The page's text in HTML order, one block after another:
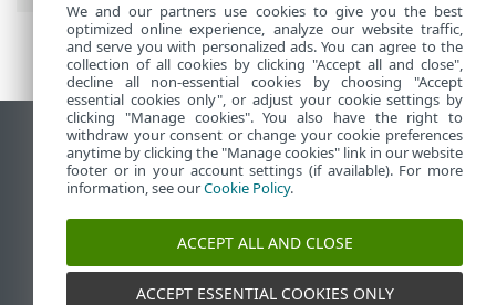
Bureaubladwebsite weergeven
End of Life
ESET Kennisbank
ESET-forum
ESET Status Portal
Regionale ondersteuning
We and our partners use cookies to give you the best
optimized online experience, analyze our website traffic,
and serve you with personalized ads. You can agree to the
collection of all cookies by clicking "Accept all and close",
decline all non-essential cookies by choosing "Accept
essential cookies only", or adjust your cookie settings by
clicking "Manage cookies". You also have the right to
withdraw your consent or change your cookie preferences
anytime by clicking the "Manage cookies" link in our website
footer or in your account settings (if available). For more
information, see ourCookie Policy.
ACCEPT ALL AND CLOSE
ACCEPT ESSENTIAL COOKIES ONLY